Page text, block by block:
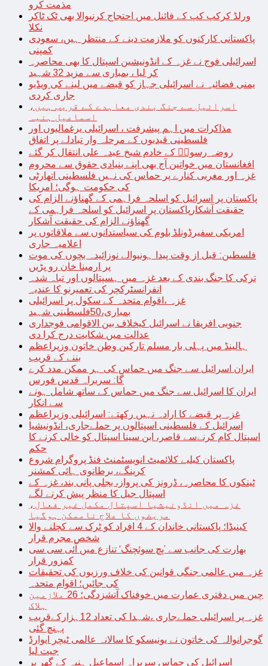
مذمت کرو
ورلڈ کرکپ کپ کے فائنل میں احتجاج کرنیوالا بھی ٹک ٹاکر
نکلا
پاکستانی کارکنوں کو ملازمت دینے کے منتظر ہیں، سعودی
کمپنی
اسرائیلی فوج نے غزہ کے انڈونیشین اسپتال کا بھی محاصرہ
کر لیا ، بمباری سے مزید 32 شہید
یمنی فضائیہ نے اسرائیلی جہاز کو قبضے میں لینے کی ویڈیو
جاری کردی
اسرائیل سے جنگ بندی معاہدے کے قریب ہیں،
اسماعیل ہنیہ
مذاکرات میں اہم پیشرفت ، اسرائیلی یرغمالیوں اور
فلسطینی قیدیوں کے مرحلہ وار تبادلے پر اتفاق
روضہ رسولؐ کے خادم شیخ عبدہ علی انتقال کر گئے
افغانستان میں خواتین آج بھی اپنے بنیادی حقوق سے محروم
غزہ اور مغربی کنارے پر حماس کی نہیں فلسطینی اتھارٹی
کی حکومت ہوگی؛ امریکا
پاکستان پر اسرائیل کو اسلحہ فراہمی کے گھناؤنے الزام کی
حقیقت آشکارپاکستان پر اسرائیل کو اسلحہ فراہمی کے
گھناؤنے الزام کی حقیقت آشکار
امریکی سفیرڈونلڈ بلوم کی سیاستدانوں سے ملاقاتوں پر
اعلامیہ جاری
فلسطین: قبل از وقت پیدا ہونیوالے نوزائیدہ بچوں کی موت
پر ارمینا خان رو پڑیں
ترکی کا جنگ بندی کے بعد غزہ میں ہسپتالوں اور تباہ شدہ
انفرانسٹرکچر کی تعمیرنو کا عندیہ
غزہ ،اقوام متحدہ کے سکول پر اسرائیلی
بمباری،50فلسطینی شہید
جنوبی افریقا نے اسرائیل کیخلاف بین الاقوامی فوجداری
عدالت میں شکایت درج کرا دی
ہالینڈ میں پہلی بار مسلم تارکین وطن خاتون وزیراعظم
بننے کے قریب
ایران اسرائیل سے جنگ میں حماس کی ہر ممکن مدد کرے
گا: سربراہ قدس فورس
ایران کا اسرائیل سے جنگ میں حماس کے ساتھ شامل ہونے
سے انکار
غزہ پر قبضے کا ارادہ نہیں رکھتے: اسرائیلی وزیراعظم
اسرائیل کے فلسطینی اسپتالوں پر حملےجاری، انڈونیشیا
اسپتال کام کرنےسے قاصر، ابن سینا اسپتال کو خالی کرنے کا
حکم
پاکستان کیلیے کلائمیٹ انویسٹمنٹ فنڈ پروگرام شروع
کرینگے، برطانوی ہائی کمشنر
ٹینکوں کا محاصرہ، ڈرونز کی پرواز، بجلی پانی بند، غزہ کے
اسپتال جیل کا منظر پیش کرنے لگے
غزہ میں انڈونیشیا اسپتال مکمل غیر فعال،
مریضوں کا علاج ناممکن ہوگیا
کینیڈا؛ پاکستانی خاندان کے 4 افراد کو ٹرک سے کچلنے والا
شخص مجرم قرار
بھارت کی جانب سے ’پچ سوئچنگ‘ تنازع میں آئی سی سی
کمزور قرار
غزہ میں عالمی جنگی قوانین کی خلاف ورزیوں کی تحقیقات
کی جائیں؛ اقوام متحدہ
چین میں دفتری عمارت میں خوفناک آتشزدگی؛ 26 ملازمین
ہلاک
غزہ پر اسرائیلی حملےجاری ،شہدا کی تعداد 12ہزارکےقریب
پہنچ گئی
گوجرانوالہ کی خاتون نے یونیسکو کا سالانہ عالمی ٹیچر ایوارڈ
جیت لیا
اسرائیل کی حماس سربراہ اسماعیل ہنیہ کے گھر پر